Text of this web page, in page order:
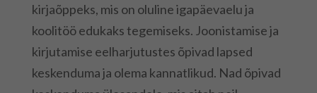
kirjaõppeks, mis on oluline igapäevaelu ja
koolitöö edukaks tegemiseks. Joonistamise ja
kirjutamise eelharjutustes õpivad lapsed
keskenduma ja olema kannatlikud. Nad õpivad